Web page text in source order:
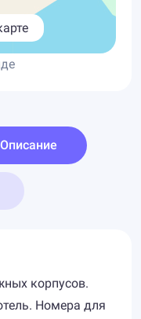
Описание
корпусов.
Номера для